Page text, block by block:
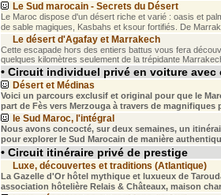
Le Sud marocain - Secrets du Désert
Le Maroc dispose d'un désert riche et varié : oasis et
de sable magiques, Kasbahs et ksour fortifiés. De
Le désert d'Agafay et Marrakech
Cette escapade hors des entiers battus vous fera
quelques kilomètres seulement de la trépidante
• Circuit individuel privé en voiture avec
Désert et Médinas
Voici un parcours exclusif et original pour que le
part de Fès vers Merzouga à travers de magnifiques
le Sud Maroc, l'intégral
Nous avons concocté, sur deux semaines, un
pour explorer le Sud Marocain de manière
• Circuit itinéraire privé de prestige
Luxe, découvertes et traditions (Atlantique)
La Gazelle d'Or hôtel mythique et luxueux de
association hôtelière Relais & Châteaux, maison